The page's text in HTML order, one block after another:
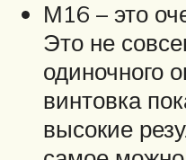
М16 – это
Это не
одиночного
винтовка
высокие